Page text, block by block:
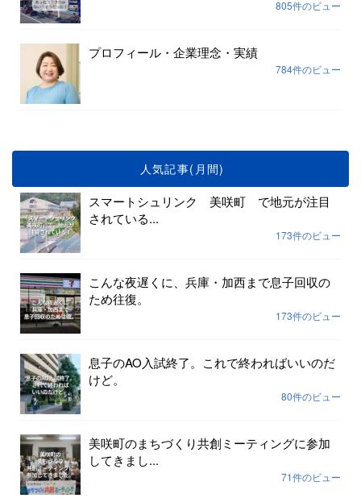
805件のビュー
プロフィール・企業理念・実績
784件のビュー
人気記事(月間)
スマートシュリンク 美咲町 で地元が注目
されている...
173件のビュー
こんな夜遅くに、兵庫・加西まで息子回収の
ため往復。
173件のビュー
息子のAO入試終了。これで終わればいいのだ
けど。
80件のビュー
美咲町のまちづくり共創ミーティングに参加
してきまし...
71件のビュー